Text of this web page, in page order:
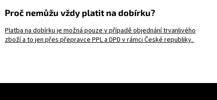
Proč nemůžu vždy platit na dobírku?
Platba na dobírku je možná pouze v případě objednání trvanlivého
zboží a to jen přes přepravce PPL a DPD v rámci České republiky.